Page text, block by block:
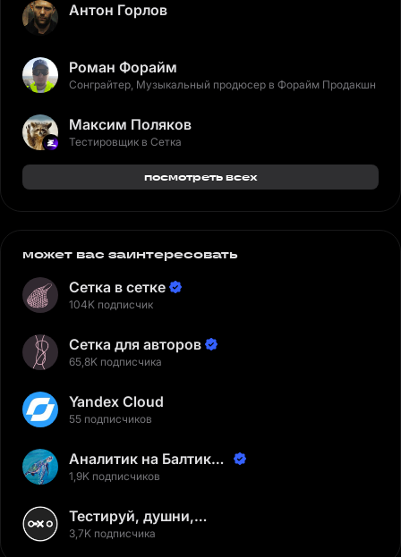
Антон Горлов
Роман Форайм
Сонграйтер, Музыкальный продюсер в Форайм Продакшн
Максим Поляков
Тестировщик в Сетка
посмотреть всех
может вас заинтересовать
Сетка в сетке
104K подписчик
Сетка для авторов
65,8K подписчика
Yandex Cloud
55 подписчиков
Аналитик на Балтике |
Неверов Станислав
1,9K подписчиков
Тестируй, душни,
наслаждайся
3,7K подписчика